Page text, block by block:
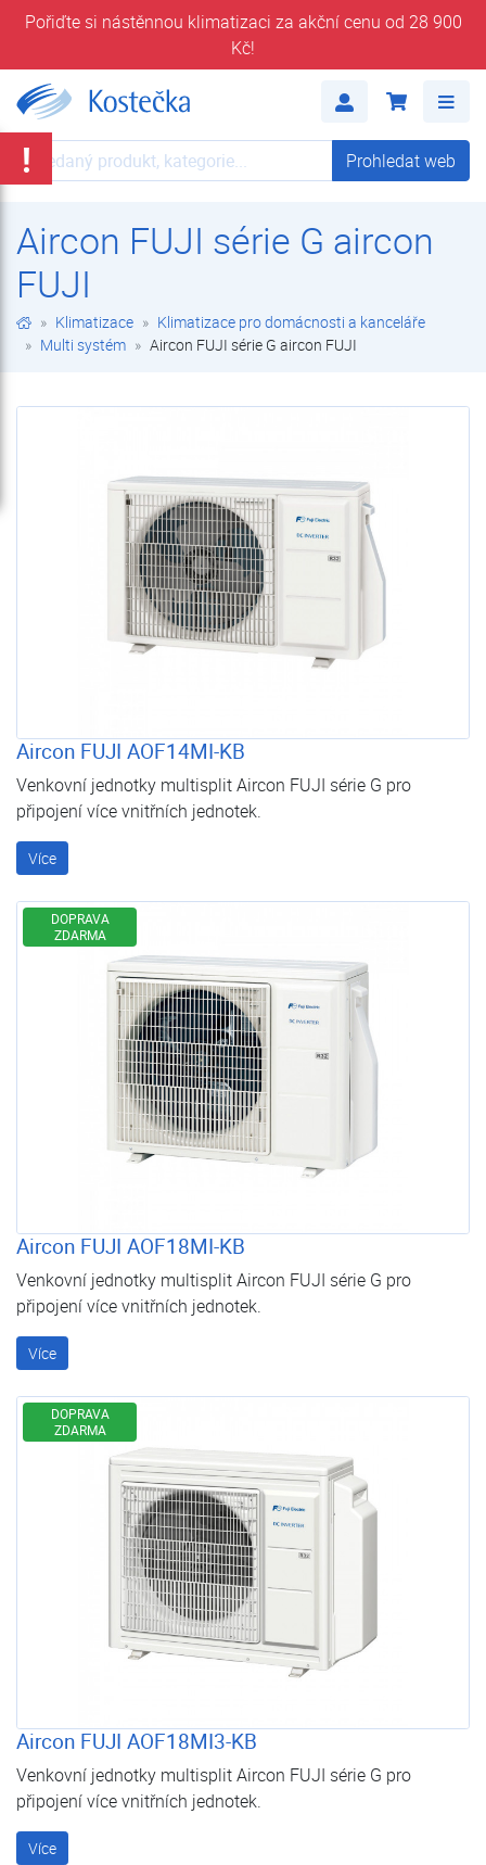
Pořiďte si nástěnnou klimatizaci za akční cenu od 28 900
Kč!
Prohledat web Prohledat web
Aircon FUJI série G aircon
FUJI
Klimatizace
Klimatizace pro domácnosti a kanceláře
Multi systém
Aircon FUJI série G aircon FUJI
Aircon FUJI AOF14MI-KB
Venkovní jednotky multisplit Aircon FUJI série G pro
připojení více vnitřních jednotek.
Více
DOPRAVA
ZDARMA
Aircon FUJI AOF18MI-KB
Venkovní jednotky multisplit Aircon FUJI série G pro
připojení více vnitřních jednotek.
Více
DOPRAVA
ZDARMA
Aircon FUJI AOF18MI3-KB
Venkovní jednotky multisplit Aircon FUJI série G pro
připojení více vnitřních jednotek.
Více
!